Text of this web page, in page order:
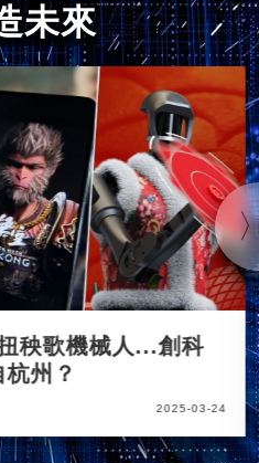
未來
秧歌機械人...創科
杭州？
2025-03-24